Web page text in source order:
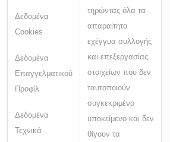
Δεδομένα
Cookies
Δεδομένα
Επαγγελματικού
Προφίλ
Δεδομένα
Τεχνικά
τηρώντας όλα τα
απαραίτητα
εχέγγυα συλλογής
και επεξεργασίας
στοιχείων που δεν
ταυτοποιούν
συγκεκριμένο
υποκείμενο και δεν
θίγουν τα